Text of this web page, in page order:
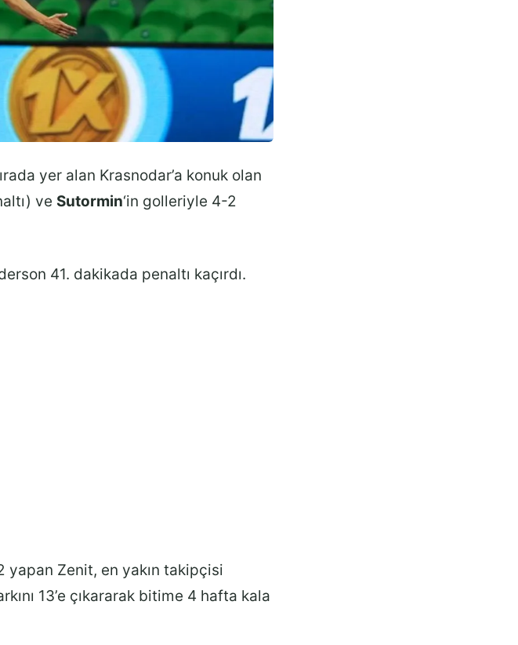
yer alan Krasnodar’a konuk olan
ve Sutormin‘in golleriyle 4-2
41. dakikada penaltı kaçırdı.
yapan Zenit, en yakın takipçisi
13’e çıkararak bitime 4 hafta kala